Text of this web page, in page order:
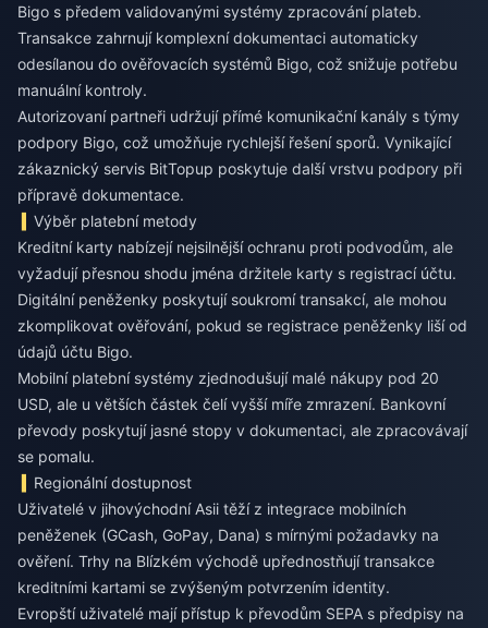
Bigo s předem validovanými systémy zpracování plateb.
Transakce zahrnují komplexní dokumentaci automaticky
odesílanou do ověřovacích systémů Bigo, což snižuje potřebu
manuální kontroly.
Autorizovaní partneři udržují přímé komunikační kanály s týmy
podpory Bigo, což umožňuje rychlejší řešení sporů. Vynikající
zákaznický servis BitTopup poskytuje další vrstvu podpory při
přípravě dokumentace.
Výběr platební metody
Kreditní karty nabízejí nejsilnější ochranu proti podvodům, ale
vyžadují přesnou shodu jména držitele karty s registrací účtu.
Digitální peněženky poskytují soukromí transakcí, ale mohou
zkomplikovat ověřování, pokud se registrace peněženky liší od
údajů účtu Bigo.
Mobilní platební systémy zjednodušují malé nákupy pod 20
USD, ale u větších částek čelí vyšší míře zmrazení. Bankovní
převody poskytují jasné stopy v dokumentaci, ale zpracovávají
se pomalu.
Regionální dostupnost
Uživatelé v jihovýchodní Asii těží z integrace mobilních
peněženek (GCash, GoPay, Dana) s mírnými požadavky na
ověření. Trhy na Blízkém východě upřednostňují transakce
kreditními kartami se zvýšeným potvrzením identity.
Evropští uživatelé mají přístup k převodům SEPA s předpisy na